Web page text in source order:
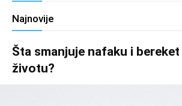
Najnovije
Šta smanjuje nafaku i bereket
životu?